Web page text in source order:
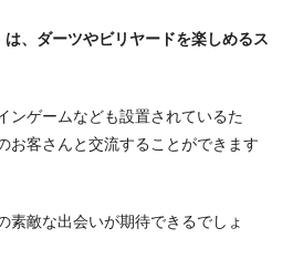
は、ダーツやビリヤードを楽しめるス
ンゲームなども設置されているた
お客さんと交流することができます
素敵な出会いが期待できるでしょ